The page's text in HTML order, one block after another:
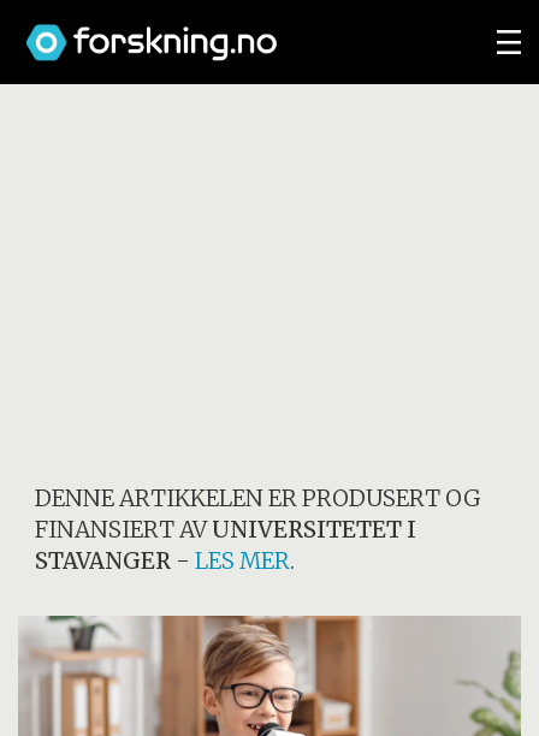
DENNE ARTIKKELEN ER PRODUSERT OG
FINANSIERT AVUNIVERSITETET I
STAVANGER -LES MER.